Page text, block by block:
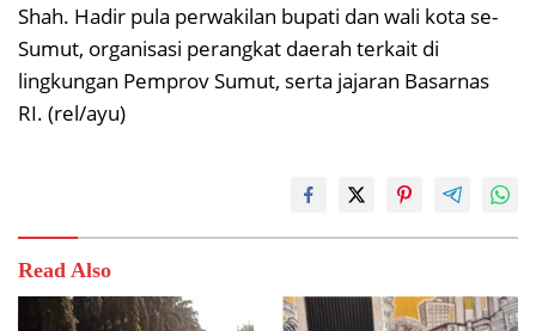
Shah. Hadir pula perwakilan bupati dan wali kota se-
Sumut, organisasi perangkat daerah terkait di
lingkungan Pemprov Sumut, serta jajaran Basarnas
RI. (rel/ayu)
Read Also